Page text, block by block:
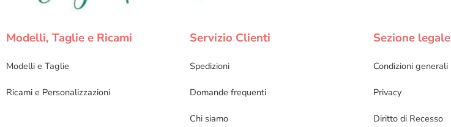
Modelli, Taglie e Ricami
Modelli e Taglie
Ricami e Personalizzazioni
Servizio Clienti
Spedizioni
Domande frequenti
Chi siamo
Sezione legale
Condizioni generali
Privacy
Diritto di Recesso